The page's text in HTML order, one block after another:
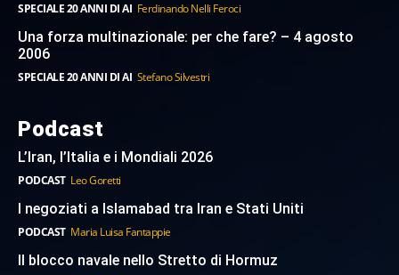
SPECIALE 20 ANNI DI AI Ferdinando Nelli Feroci
Una forza multinazionale: per che fare? – 4 agosto
2006
SPECIALE 20 ANNI DI AI Stefano Silvestri
Podcast
L’Iran, l’Italia e i Mondiali 2026
PODCAST Leo Goretti
I negoziati a Islamabad tra Iran e Stati Uniti
PODCAST Maria Luisa Fantappie
Il blocco navale nello Stretto di Hormuz